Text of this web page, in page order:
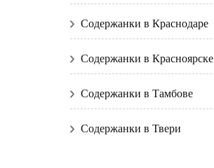
Содержанки в Краснодаре
Содержанки в Красноярске
Содержанки в Тамбове
Содержанки в Твери